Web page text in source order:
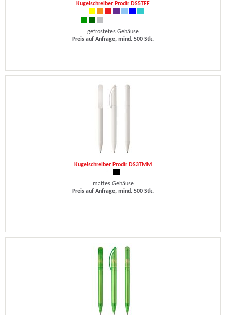
Kugelschreiber Prodir DS5TFF
gefrostetes Gehäuse
Preis auf Anfrage, mind. 500 Stk.
Kugelschreiber Prodir DS3TMM
mattes Gehäuse
Preis auf Anfrage, mind. 500 Stk.